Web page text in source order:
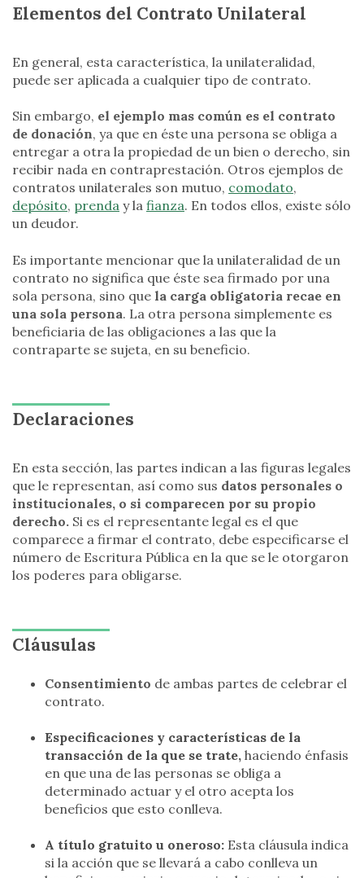
Elementos del Contrato Unilateral
En general, esta característica, la unilateralidad,
puede ser aplicada a cualquier tipo de contrato.
Sin embargo, el ejemplo mas común es el contrato
de donación, ya que en éste una persona se obliga a
entregar a otra la propiedad de un bien o derecho, sin
recibir nada en contraprestación. Otros ejemplos de
contratos unilaterales son mutuo, comodato,
depósito, prenda y la fianza. En todos ellos, existe sólo
un deudor.
Es importante mencionar que la unilateralidad de un
contrato no significa que éste sea firmado por una
sola persona, sino que la carga obligatoria recae en
una sola persona. La otra persona simplemente es
beneficiaria de las obligaciones a las que la
contraparte se sujeta, en su beneficio.
Declaraciones
En esta sección, las partes indican a las figuras legales
que le representan, así como sus datos personales o
institucionales, o si comparecen por su propio
derecho. Si es el representante legal es el que
comparece a firmar el contrato, debe especificarse el
número de Escritura Pública en la que se le otorgaron
los poderes para obligarse.
Cláusulas
Consentimiento de ambas partes de celebrar el
contrato.
Especificaciones y características de la
transacción de la que se trate, haciendo énfasis
en que una de las personas se obliga a
determinado actuar y el otro acepta los
beneficios que esto conlleva.
A título gratuito u oneroso: Esta cláusula indica
si la acción que se llevará a cabo conlleva un